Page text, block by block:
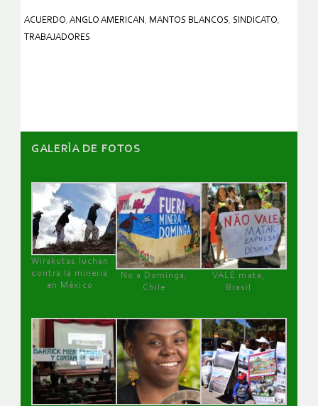
ACUERDO, ANGLO AMERICAN , MANTOS BLANCOS, SINDICATO,
TRABAJADORES
GALERÌA DE FOTOS
Wirakutas luchan
contra la minería
en México
No a Dominga,
Chile
VALE mata,
Brasil